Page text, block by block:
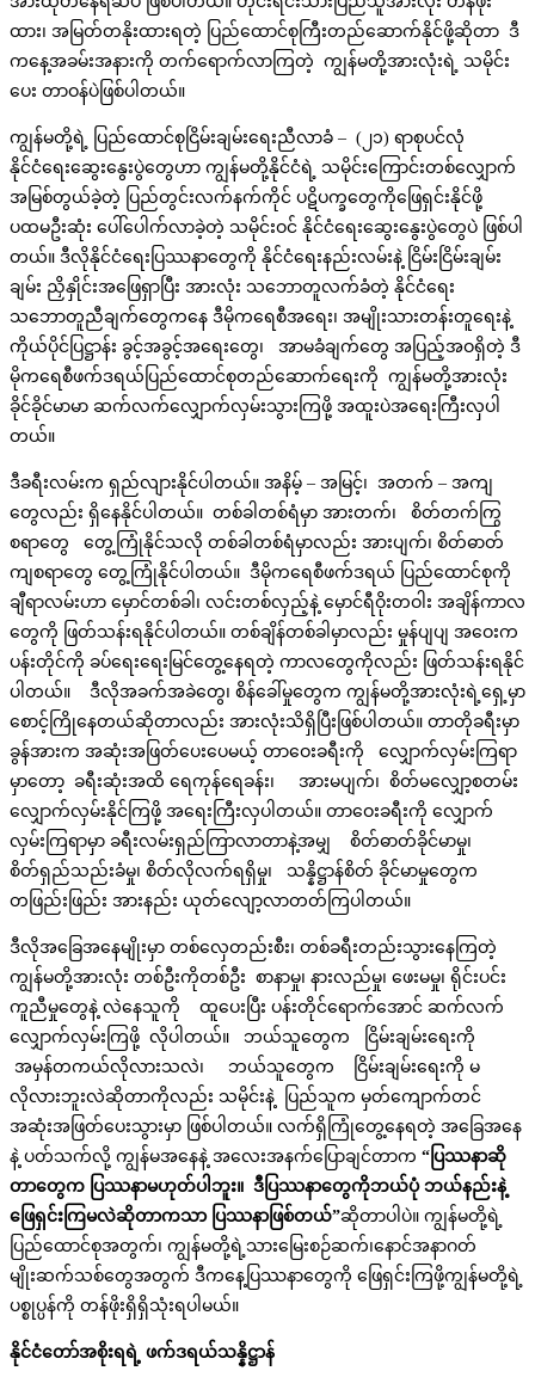
ထား၊ အမြတ်တနိုးထားရတဲ့ ပြည်ထောင်စုကြီးတည်ဆောက်နိုင်ဖို့ဆိုတာ ဒီ
ကနေ့အခမ်းအနားကို တက်ရောက်လာကြတဲ့ ကျွန်မတို့အားလုံးရဲ့ သမိုင်း
ပေး တာဝန်ပဲဖြစ်ပါတယ်။
ကျွန်မတို့ရဲ့ ပြည်ထောင်စုငြိမ်းချမ်းရေးညီလာခံ – (၂၁) ရာစုပင်လုံ
နိုင်ငံရေးဆွေးနွေးပွဲတွေဟာ ကျွန်မတို့နိုင်ငံရဲ့ သမိုင်းကြောင်းတစ်လျှောက်
အမြစ်တွယ်ခဲ့တဲ့ ပြည်တွင်းလက်နက်ကိုင် ပဋိပက္ခတွေကိုဖြေရှင်းနိုင်ဖို့
ပထမဦးဆုံး ပေါ်ပေါက်လာခဲ့တဲ့ သမိုင်းဝင် နိုင်ငံရေးဆွေးနွေးပွဲတွေပဲ ဖြစ်ပါ
တယ်။ ဒီလိုနိုင်ငံရေးပြဿနာတွေကို နိုင်ငံရေးနည်းလမ်းနဲ့ ငြိမ်းငြိမ်းချမ်း
ချမ်း ညှိနှိုင်းအဖြေရှာပြီး အားလုံး သဘောတူလက်ခံတဲ့ နိုင်ငံရေး
သဘောတူညီချက်တွေကနေ ဒီမိုကရေစီအရေး၊ အမျိုးသားတန်းတူရေးနဲ့
ကိုယ်ပိုင်ပြဋ္ဌာန်း ခွင့်အခွင့်အရေးတွေ၊ အာမခံချက်တွေ အပြည့်အဝရှိတဲ့ ဒီ
မိုကရေစီဖက်ဒရယ်ပြည်ထောင်စုတည်ဆောက်ရေးကို ကျွန်မတို့အားလုံး
ခိုင်ခိုင်မာမာ ဆက်လက်လျှောက်လှမ်းသွားကြဖို့ အထူးပဲအရေးကြီးလှပါ
တယ်။
ဒီခရီးလမ်းက ရှည်လျားနိုင်ပါတယ်။ အနိမ့် – အမြင့်၊ အတက် – အကျ
တွေလည်း ရှိနေနိုင်ပါတယ်။ တစ်ခါတစ်ရံမှာ အားတက်၊ စိတ်တက်ကြွ
စရာတွေ တွေ့ကြုံနိုင်သလို တစ်ခါတစ်ရံမှာလည်း အားပျက်၊ စိတ်ဓာတ်
ကျစရာတွေ တွေ့ကြုံနိုင်ပါတယ်။ ဒီမိုကရေစီဖက်ဒရယ် ပြည်ထောင်စုကို
ချီရာလမ်းဟာ မှောင်တစ်ခါ၊ လင်းတစ်လှည့်နဲ့ မှောင်ရီဝိုးတဝါး အချိန်ကာလ
တွေကို ဖြတ်သန်းရနိုင်ပါတယ်။ တစ်ချိန်တစ်ခါမှာလည်း မှုန်ပျပျ အဝေးက
ပန်းတိုင်ကို ခပ်ရေးရေးမြင်တွေ့နေရတဲ့ ကာလတွေကိုလည်း ဖြတ်သန်းရနိုင်
ပါတယ်။ ဒီလိုအခက်အခဲတွေ၊ စိန်ခေါ်မှုတွေက ကျွန်မတို့အားလုံးရဲ့ရှေ့မှာ
စောင့်ကြိုနေတယ်ဆိုတာလည်း အားလုံးသိရှိပြီးဖြစ်ပါတယ်။ တာတိုခရီးမှာ
ခွန်အားက အဆုံးအဖြတ်ပေးပေမယ့် တာဝေးခရီးကို လျှောက်လှမ်းကြရာ
မှာတော့ ခရီးဆုံးအထိ ရေကုန်ရေခန်း၊ အားမပျက်၊ စိတ်မလျှော့စတမ်း
လျှောက်လှမ်းနိုင်ကြဖို့ အရေးကြီးလှပါတယ်။ တာဝေးခရီးကို လျှောက်
လှမ်းကြရာမှာ ခရီးလမ်းရှည်ကြာလာတာနဲ့အမျှ စိတ်ဓာတ်ခိုင်မာမှု၊
စိတ်ရှည်သည်းခံမှု၊ စိတ်လိုလက်ရရှိမှု၊ သန္နိဋ္ဌာန်စိတ် ခိုင်မာမှုတွေက
တဖြည်းဖြည်း အားနည်း ယုတ်လျော့လာတတ်ကြပါတယ်။
ဒီလိုအခြေအနေမျိုးမှာ တစ်လှေတည်းစီး၊ တစ်ခရီးတည်းသွားနေကြတဲ့
ကျွန်မတို့အားလုံး တစ်ဦးကိုတစ်ဦး စာနာမှု၊ နားလည်မှု၊ ဖေးမမှု၊ ရိုင်းပင်း
ကူညီမှုတွေနဲ့ လဲနေသူကို ထူပေးပြီး ပန်းတိုင်ရောက်အောင် ဆက်လက်
လျှောက်လှမ်းကြဖို့ လိုပါတယ်။ ဘယ်သူတွေက ငြိမ်းချမ်းရေးကို
အမှန်တကယ်လိုလားသလဲ၊ ဘယ်သူတွေက ငြိမ်းချမ်းရေးကို မ
လိုလားဘူးလဲဆိုတာကိုလည်း သမိုင်းနဲ့ ပြည်သူက မှတ်ကျောက်တင်
အဆုံးအဖြတ်ပေးသွားမှာ ဖြစ်ပါတယ်။ လက်ရှိကြုံတွေ့နေရတဲ့ အခြေအနေ
နဲ့ ပတ်သက်လို့ ကျွန်မအနေနဲ့ အလေးအနက်ပြောချင်တာက “ပြဿနာဆို
တာတွေက ပြဿနာမဟုတ်ပါဘူး။ ဒီပြဿနာတွေကိုဘယ်ပုံ ဘယ်နည်းနဲ့
ဖြေရှင်းကြမလဲဆိုတာကသာ ပြဿနာဖြစ်တယ်”ဆိုတာပါပဲ။ ကျွန်မတို့ရဲ့
ပြည်ထောင်စုအတွက်၊ ကျွန်မတို့ရဲ့သားမြေးစဉ်ဆက်၊နောင်အနာဂတ်
မျိုးဆက်သစ်တွေအတွက် ဒီကနေ့ပြဿနာတွေကို ဖြေရှင်းကြဖို့ကျွန်မတို့ရဲ့
ပစ္စုပ္ပန်ကို တန်ဖိုးရှိရှိသုံးရပါမယ်။
နိုင်ငံတော်အစိုးရရဲ့ ဖက်ဒရယ်သန္နိဋ္ဌာန်